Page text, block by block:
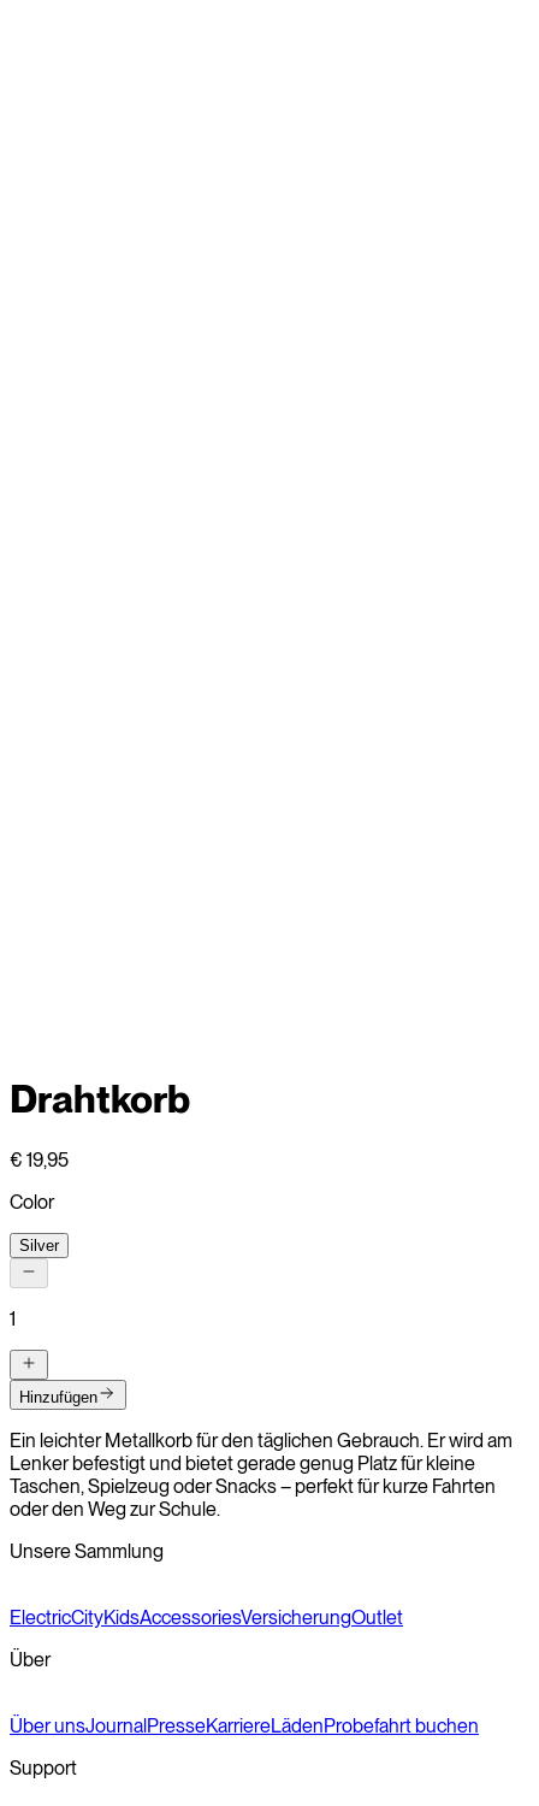
Drahtkorb
€ 19,95
Color
Silver
1
Hinzufügen
Ein leichter Metallkorb für den täglichen Gebrauch. Er wird am
Lenker befestigt und bietet gerade genug Platz für kleine
Taschen, Spielzeug oder Snacks – perfekt für kurze Fahrten
oder den Weg zur Schule.
Unsere Sammlung
ElectricCityKidsAccessoriesVersicherungOutlet
Über
Über unsJournalPresseKarriereLädenProbefahrt buchen
Support